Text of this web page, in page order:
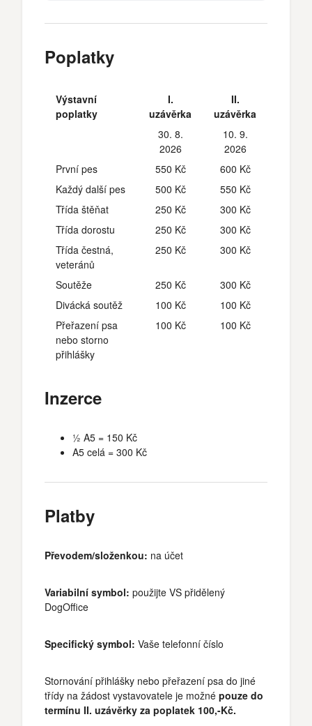
Poplatky
Výstavní
poplatky
I.
uzávěrka
II.
uzávěrka
30. 8.
2026
10. 9.
2026
První pes
550 Kč
600 Kč
Každý další pes
500 Kč
550 Kč
Třída štěňat
250 Kč
300 Kč
Třída dorostu
250 Kč
300 Kč
Třída čestná,
veteránů
250 Kč 300 Kč
Soutěže 250 Kč
300 Kč
Divácká soutěž
100 Kč
100 Kč
Přeřazení psa
nebo storno
přihlášky
100 Kč 100 Kč
Inzerce
½ A5 = 150 Kč
A5 celá = 300 Kč
Platby
Převodem/složenkou: na účet
Variabilní symbol: použijte VS přidělený
DogOffice
Specifický symbol: Vaše telefonní číslo
Stornování přihlášky nebo přeřazení psa do jiné
třídy na žádost vystavovatele je možné pouze do
termínu II. uzávěrky za poplatek 100,-Kč.